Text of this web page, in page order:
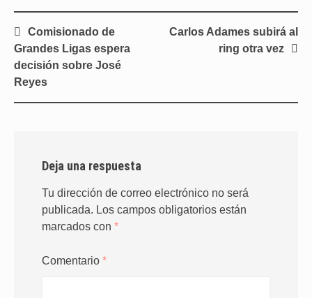
Navegación
de
entradas
Comisionado de
Grandes Ligas espera
decisión sobre José
Reyes
Carlos Adames subirá al
ring otra vez
Deja una respuesta
Tu dirección de correo electrónico no será
publicada. Los campos obligatorios están
marcados con *
Comentario *